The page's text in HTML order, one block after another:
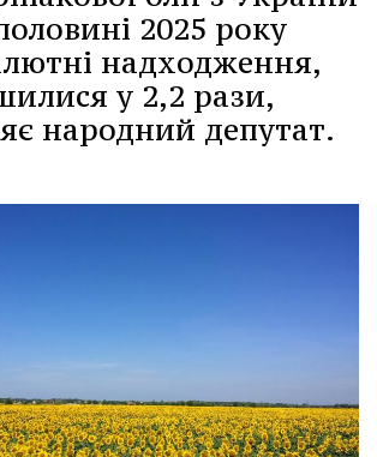
2025 року
надходження,
у 2,2 рази,
народний депутат.